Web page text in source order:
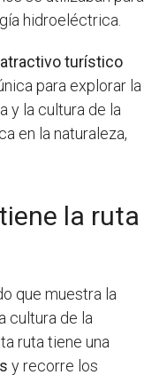
hidroeléctrica.
atractivo turístico
para explorar la
y la cultura de la
en la naturaleza,
la ruta
que muestra la
cultura de la
ruta tiene una
y recorre los